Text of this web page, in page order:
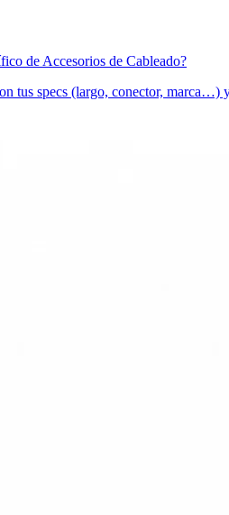
de Accesorios de Cableado?
tus specs (largo, conector, marca…)